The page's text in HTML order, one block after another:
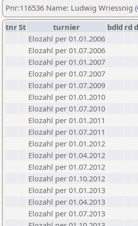
Pnr:116536 Name: Ludwig Wriessnig (
tnrSt turnier bdld rd
Elozahl per 01.01.2006
Elozahl per 01.07.2006
Elozahl per 01.01.2007
Elozahl per 01.07.2007
Elozahl per 01.07.2009
Elozahl per 01.01.2010
Elozahl per 01.07.2010
Elozahl per 01.01.2011
Elozahl per 01.07.2011
Elozahl per 01.01.2012
Elozahl per 01.04.2012
Elozahl per 01.07.2012
Elozahl per 01.10.2012
Elozahl per 01.01.2013
Elozahl per 01.04.2013
Elozahl per 01.07.2013